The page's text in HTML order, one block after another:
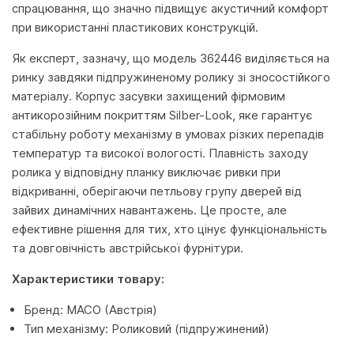
спрацювання, що значно підвищує акустичний комфорт
при використанні пластикових конструкцій.
Як експерт, зазначу, що модель 362446 виділяється на
ринку завдяки підпружиненому ролику зі зносостійкого
матеріалу. Корпус засувки захищений фірмовим
антикорозійним покриттям Silber-Look, яке гарантує
стабільну роботу механізму в умовах різких перепадів
температур та високої вологості. Плавність заходу
ролика у відповідну планку виключає ривки при
відкриванні, оберігаючи петльову групу дверей від
зайвих динамічних навантажень. Це просте, але
ефективне рішення для тих, хто цінує функціональність
та довговічність австрійської фурнітури.
Характеристики товару:
Бренд: MACO (Австрія)
Тип механізму: Роликовий (підпружинений)